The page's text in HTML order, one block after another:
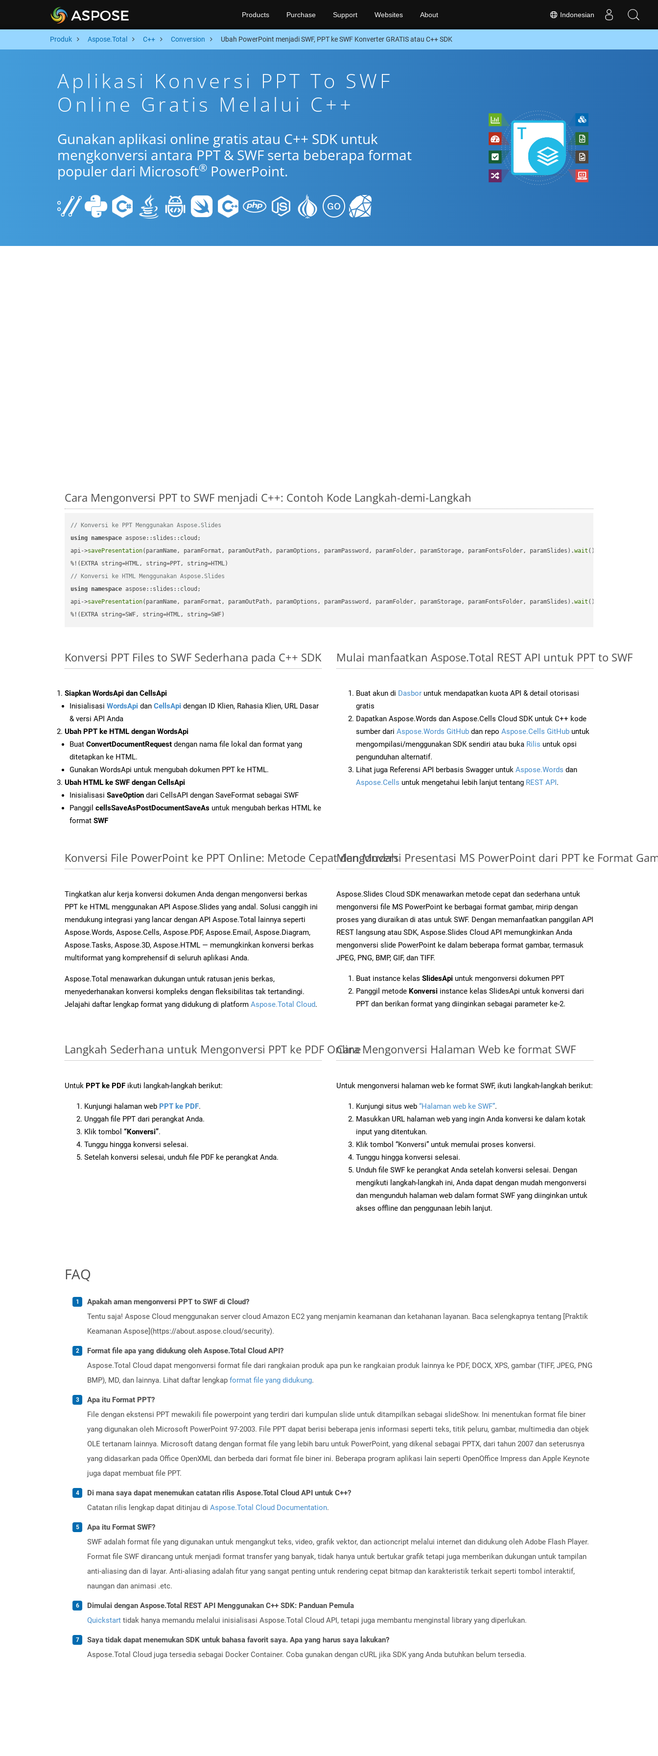
Indonesian
Products Purchase Support Websites About
Produk Aspose.Total C++ Conversion Ubah PowerPoint menjadi SWF, PPT ke SWF Konverter GRATIS atau C++ SDK
Aplikasi Konversi PPT To SWF
Online Gratis Melalui C++
Gunakan aplikasi online gratis atau C++ SDK untuk
mengkonversi antara PPT & SWF serta beberapa format
populer dari Microsoft® PowerPoint.
Cara Mengonversi PPT to SWF menjadi C++: Contoh Kode Langkah-demi-Langkah
// Konversi ke PPT Menggunakan Aspose.Slides
using namespace aspose::slides::cloud;
api->savePresentation(paramName, paramFormat, paramOutPath, paramOptions, paramPassword, paramFolder, paramStorage, paramFontsFolder, paramSlides).wait ();
// Konversi ke HTML Menggunakan Aspose.Slides
using namespace aspose::slides::cloud;
api->savePresentation(paramName, paramFormat, paramOutPath, paramOptions, paramPassword, paramFolder, paramStorage, paramFontsFolder, paramSlides).wait ();
%!(EXTRA string=SWF, string=HTML, string=SWF)
Konversi PPT Files to SWF Sederhana pada C++ SDK
Siapkan WordsApi dan CellsApi
Inisialisasi WordsApi dan CellsApi dengan ID Klien, Rahasia Klien, URL Dasar
& versi API Anda
Ubah PPT ke HTML dengan WordsApi
Buat ConvertDocumentRequest dengan nama file lokal dan format yang
ditetapkan ke HTML.
Gunakan WordsApi untuk mengubah dokumen PPT ke HTML.
Ubah HTML ke SWF dengan CellsApi
Inisialisasi SaveOption dari CellsAPI dengan SaveFormat sebagai SWF
Panggil cellsSaveAsPostDocumentSaveAs untuk mengubah berkas HTML ke
format SWF
Mulai manfaatkan Aspose.Total REST API untuk PPT to SWF
Buat akun di Dasbor untuk mendapatkan kuota API & detail otorisasi
gratis
Dapatkan Aspose.Words dan Aspose.Cells Cloud SDK untuk C++ kode
sumber dari Aspose.Words GitHub dan repo Aspose.Cells GitHub untuk
mengompilasi/menggunakan SDK sendiri atau buka Rilis untuk opsi
pengunduhan alternatif.
Lihat juga Referensi API berbasis Swagger untuk Aspose.Words dan
Aspose.Cells untuk mengetahui lebih lanjut tentang REST API.
Konversi File PowerPoint ke PPT Online: Metode Cepat dan Mudah
Tingkatkan alur kerja konversi dokumen Anda dengan mengonversi berkas
PPT ke HTML menggunakan API Aspose.Slides yang andal. Solusi canggih ini
mendukung integrasi yang lancar dengan API Aspose.Total lainnya seperti
Aspose.Words, Aspose.Cells, Aspose.PDF, Aspose.Email, Aspose.Diagram,
Aspose.Tasks, Aspose.3D, Aspose.HTML — memungkinkan konversi berkas
multiformat yang komprehensif di seluruh aplikasi Anda.
Aspose.Total menawarkan dukungan untuk ratusan jenis berkas,
menyederhanakan konversi kompleks dengan fleksibilitas tak tertandingi.
Jelajahi daftar lengkap format yang didukung di platform Aspose.Total Cloud.
Mengonversi Presentasi MS PowerPoint dari PPT ke Format
Aspose.Slides Cloud SDK menawarkan metode cepat dan sederhana untuk
mengonversi file MS PowerPoint ke berbagai format gambar, mirip dengan
proses yang diuraikan di atas untuk SWF. Dengan memanfaatkan panggilan API
REST langsung atau SDK, Aspose.Slides Cloud API memungkinkan Anda
mengonversi slide PowerPoint ke dalam beberapa format gambar, termasuk
JPEG, PNG, BMP, GIF, dan TIFF.
Buat instance kelas SlidesApi untuk mengonversi dokumen PPT
Panggil metode Konversi instance kelas SlidesApi untuk konversi dari
PPT dan berikan format yang diinginkan sebagai parameter ke-2.
Langkah Sederhana untuk Mengonversi PPT ke PDF Online
Untuk PPT ke PDF ikuti langkah-langkah berikut:
Kunjungi halaman web PPT ke PDF.
Unggah file PPT dari perangkat Anda.
Klik tombol “Konversi”.
Tunggu hingga konversi selesai.
Setelah konversi selesai, unduh file PDF ke perangkat Anda.
Cara Mengonversi Halaman Web ke format SWF
Untuk mengonversi halaman web ke format SWF, ikuti langkah-langkah berikut:
Kunjungi situs web “Halaman web ke SWF”.
Masukkan URL halaman web yang ingin Anda konversi ke dalam kotak
input yang ditentukan.
Klik tombol “Konversi” untuk memulai proses konversi.
Tunggu hingga konversi selesai.
Unduh file SWF ke perangkat Anda setelah konversi selesai. Dengan
mengikuti langkah-langkah ini, Anda dapat dengan mudah mengonversi
dan mengunduh halaman web dalam format SWF yang diinginkan untuk
akses offline dan penggunaan lebih lanjut.
FAQ
Apakah aman mengonversi PPT to SWF di Cloud?
Tentu saja! Aspose Cloud menggunakan server cloud Amazon EC2 yang menjamin keamanan dan ketahanan layanan. Baca selengkapnya tentang [Praktik
Keamanan Aspose](https://about.aspose.cloud/security).
Format file apa yang didukung oleh Aspose.Total Cloud API?
Aspose.Total Cloud dapat mengonversi format file dari rangkaian produk apa pun ke rangkaian produk lainnya ke PDF, DOCX, XPS, gambar (TIFF, JPEG, PNG
BMP), MD, dan lainnya. Lihat daftar lengkap format file yang didukung.
Apa itu Format PPT?
File dengan ekstensi PPT mewakili file powerpoint yang terdiri dari kumpulan slide untuk ditampilkan sebagai slideShow. Ini menentukan format file biner
yang digunakan oleh Microsoft PowerPoint 97-2003. File PPT dapat berisi beberapa jenis informasi seperti teks, titik peluru, gambar, multimedia dan objek
OLE tertanam lainnya. Microsoft datang dengan format file yang lebih baru untuk PowerPoint, yang dikenal sebagai PPTX, dari tahun 2007 dan seterusnya
yang didasarkan pada Office OpenXML dan berbeda dari format file biner ini. Beberapa program aplikasi lain seperti OpenOffice Impress dan Apple Keynote
juga dapat membuat file PPT.
Di mana saya dapat menemukan catatan rilis Aspose.Total Cloud API untuk C++?
Catatan rilis lengkap dapat ditinjau di Aspose.Total Cloud Documentation.
Apa itu Format SWF?
SWF adalah format file yang digunakan untuk mengangkut teks, video, grafik vektor, dan actioncript melalui internet dan didukung oleh Adobe Flash Player.
Format file SWF dirancang untuk menjadi format transfer yang banyak, tidak hanya untuk bertukar grafik tetapi juga memberikan dukungan untuk tampilan
anti-aliasing dan di layar. Anti-aliasing adalah fitur yang sangat penting untuk rendering cepat bitmap dan karakteristik terkait seperti tombol interaktif,
naungan dan animasi .etc.
Dimulai dengan Aspose.Total REST API Menggunakan C++ SDK: Panduan Pemula
Quickstart tidak hanya memandu melalui inisialisasi Aspose.Total Cloud API, tetapi juga membantu menginstal library yang diperlukan.
Saya tidak dapat menemukan SDK untuk bahasa favorit saya. Apa yang harus saya lakukan?
Aspose.Total Cloud juga tersedia sebagai Docker Container. Coba gunakan dengan cURL jika SDK yang Anda butuhkan belum tersedia.